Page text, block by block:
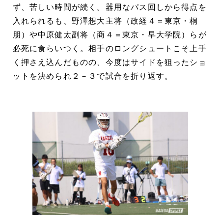
ず、苦しい時間が続く。器用なパス回しから得点を
入れられるも、野澤想大主将（政経４＝東京・桐
朋）や中原健太副将（商４＝東京・早大学院）らが
必死に食らいつく。相手のロングシュートこそ上手
く押さえ込んだものの、今度はサイドを狙ったショ
ットを決められ２－３で試合を折り返す。